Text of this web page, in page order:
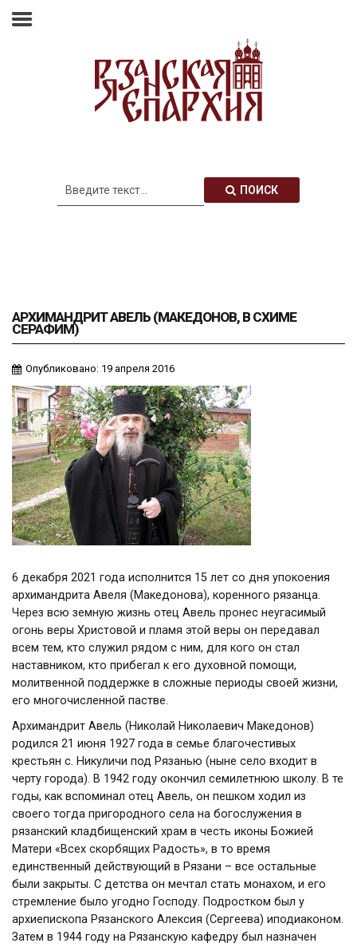
Митрополия ПОИСК
АРХИМАНДРИТ АВЕЛЬ (МАКЕДОНОВ, В СХИМЕ
СЕРАФИМ)
Опубликовано: 19 апреля 2016
6 декабря 2021 года исполнится 15 лет со дня упокоения
архимандрита Авеля (Македонова), коренного рязанца.
Через всю земную жизнь отец Авель пронес неугасимый
огонь веры Христовой и пламя этой веры он передавал
всем тем, кто служил рядом с ним, для кого он стал
наставником, кто прибегал к его духовной помощи,
молитвенной поддержке в сложные периоды своей жизни,
его многочисленной пастве.
Архимандрит Авель (Николай Николаевич Македонов)
родился 21 июня 1927 года в семье благочестивых
крестьян с. Никуличи под Рязанью (ныне село входит в
черту города). В 1942 году окончил семилетнюю школу. В те
годы, как вспоминал отец Авель, он пешком ходил из
своего тогда пригородного села на богослужения в
рязанский кладбищенский храм в честь иконы Божией
Матери «Всех скорбящих Радость», в то время
единственный действующий в Рязани – все остальные
были закрыты. С детства он мечтал стать монахом, и его
стремление было угодно Господу. Подростком был у
архиепископа Рязанского Алексия (Сергеева) иподиаконом.
Затем в 1944 году на Рязанскую кафедру был назначен